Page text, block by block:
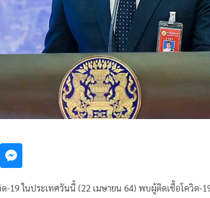
-19 ในประเทศวันนี้ (22 เมษายน 64) พบผู้ติดเชื้อโควิด-